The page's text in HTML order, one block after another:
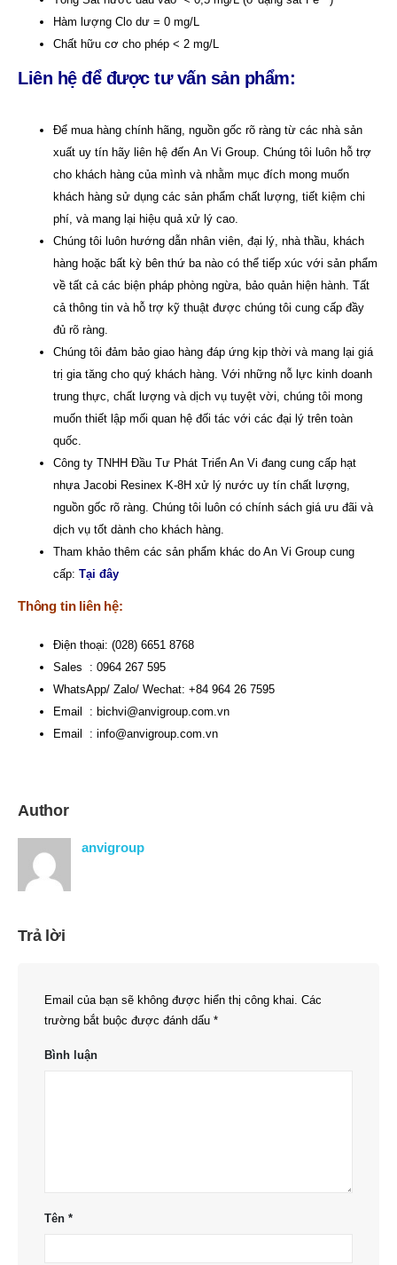
Hàm lượng Clo dư = 0 mg/L
Chất hữu cơ cho phép < 2 mg/L
Liên hệ để được tư vấn sản phẩm:
Để mua hàng chính hãng, nguồn gốc rõ ràng từ các nhà sản
xuất uy tín hãy liên hệ đến An Vi Group Chúng tôi luôn hỗ trợ
cho khách hàng của mình và nhằm mục đích mong muốn
khách hàng sử dụng các sản phẩm chất lượng, tiết kiệm chi
phí, và mang lại hiệu quả xử lý cao.
Chúng tôi luôn hướng dẫn nhân viên, đại lý, nhà thầu, khách
hàng hoặc bất kỳ bên thứ ba nào có thể tiếp xúc với sản phẩm
về tất cả các biện pháp phòng ngừa, bảo quản hiện hành. Tất
cả thông tin và hỗ trợ kỹ thuật được chúng tôi cung cấp đầy
đủ rõ ràng.
Chúng tôi đảm bảo giao hàng đáp ứng kịp thời và mang lại giá
trị gia tăng cho quý khách hàng. Với những nỗ lực kinh doanh
trung thực, chất lượng và dịch vụ tuyệt vời, chúng tôi mong
muốn thiết lập mối quan hệ đối tác với các đại lý trên toàn
quốc.
Công ty TNHH Đầu Tư Phát Triển An Vi đang cung cấp hạt
nhựa Jacobi Resinex K-8H xử lý nước uy tín chất lượng,
nguồn gốc rõ ràng. Chúng tôi luôn có chính sách giá ưu đãi và
dịch vụ tốt dành cho khách hàng.
Tham khảo thêm các sản phẩm khác do An Vi Group cung
cấp: Tại đây
Thông tin liên hệ:
Điện thoại: (028) 6651 8768
Sales : 0964 267 595
WhatsApp/ Zalo/ Wechat: +84 964 26 7595
Email : bichvi@anvigroup.com.vn
Email : info@anvigroup.com.vn
Author
anvigroup
Trả lời
Email của bạn sẽ không được hiển thị công khai. Các
trường bắt buộc được đánh dấu *
Bình luận
Tên *